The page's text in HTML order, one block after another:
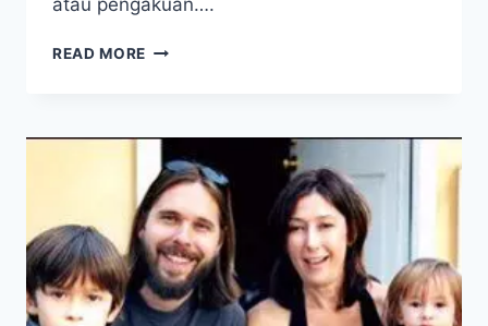
atau pengakuan….
READ MORE JANGAN
VIRUSNYA
“NGUMPET”